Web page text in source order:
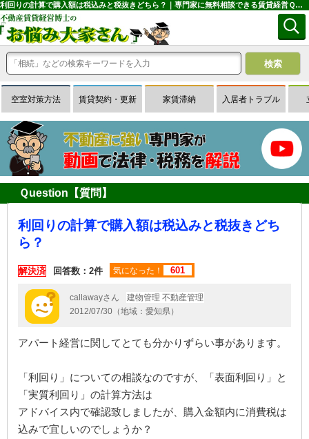
利回りの計算で購入額は税込みと税抜きどちら？｜専門家に無料相談できる賃貸経営Ｑ＆Ａサイトはお悩み大家さん
空室対策方法 賃貸契約・更新 家賃滞納 入居者トラブル
Ｑuestion【質問】
利回りの計算で購入額は税込みと税抜きどち
ら？
解決済 回答数：2件 気になった！ 601
callawayさん
建物管理 不動産管理
2012/07/30（地域：愛知県）
アパート経営に関してとても分かりずらい事があります。
「利回り」についての相談なのですが、「表面利回り」と
「実質利回り」の計算方法は
アドバイス内で確認致しましたが、購入金額内に消費税は
込みで宜しいのでしょうか？